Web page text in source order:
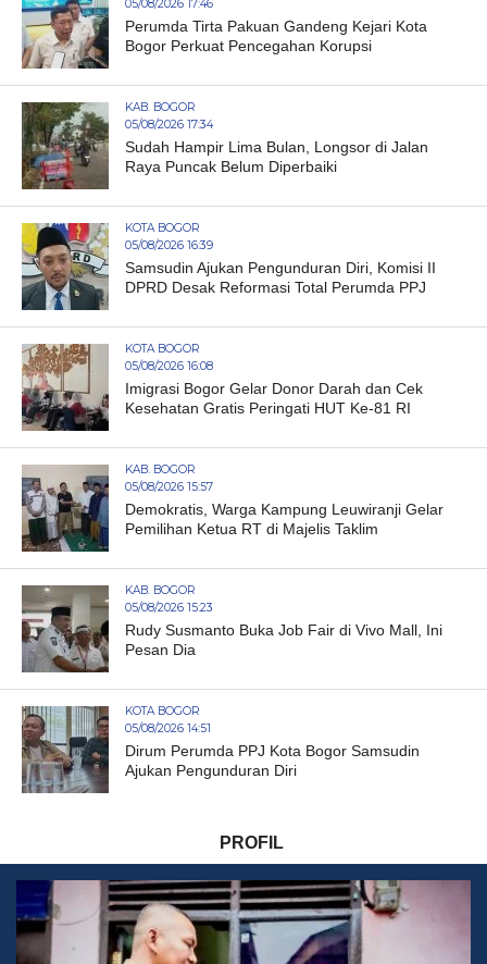
05/08/2026 17:46
Perumda Tirta Pakuan Gandeng Kejari Kota
Bogor Perkuat Pencegahan Korupsi
KAB. BOGOR
05/08/2026 17:34
Sudah Hampir Lima Bulan, Longsor di Jalan
Raya Puncak Belum Diperbaiki
KOTA BOGOR
05/08/2026 16:39
Samsudin Ajukan Pengunduran Diri, Komisi II
DPRD Desak Reformasi Total Perumda PPJ
KOTA BOGOR
05/08/2026 16:08
Imigrasi Bogor Gelar Donor Darah dan Cek
Kesehatan Gratis Peringati HUT Ke-81 RI
KAB. BOGOR
05/08/2026 15:57
Demokratis, Warga Kampung Leuwiranji Gelar
Pemilihan Ketua RT di Majelis Taklim
KAB. BOGOR
05/08/2026 15:23
Rudy Susmanto Buka Job Fair di Vivo Mall, Ini
Pesan Dia
KOTA BOGOR
05/08/2026 14:51
Dirum Perumda PPJ Kota Bogor Samsudin
Ajukan Pengunduran Diri
PROFIL